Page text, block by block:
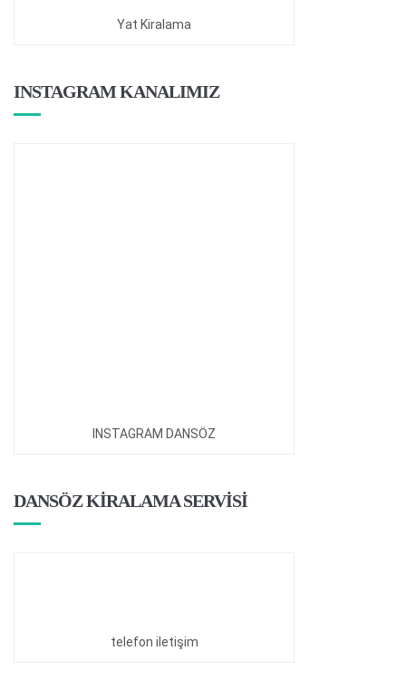
Yat Kiralama
INSTAGRAM KANALIMIZ
INSTAGRAM DANSÖZ
DANSÖZ KİRALAMA SERVİSİ
telefon iletişim